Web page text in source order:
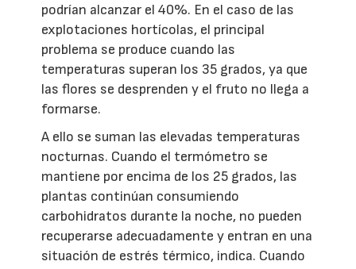
podrían alcanzar el 40%. En el caso de las
explotaciones hortícolas, el principal
problema se produce cuando las
temperaturas superan los 35 grados, ya que
las flores se desprenden y el fruto no llega a
formarse.
A ello se suman las elevadas temperaturas
nocturnas. Cuando el termómetro se
mantiene por encima de los 25 grados, las
plantas continúan consumiendo
carbohidratos durante la noche, no pueden
recuperarse adecuadamente y entran en una
situación de estrés térmico, indica. Cuando